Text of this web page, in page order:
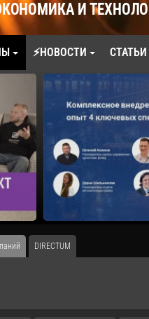
И
⚡НОВОСТИ СТАТЬИ
DIRECTUM